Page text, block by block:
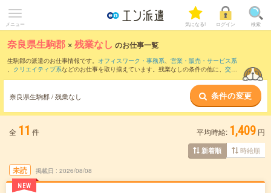
メニュー 気になる! ログイン 検索
奈良県生駒郡 ×残業なし のお仕事一覧
生駒郡の派遣のお仕事情報です。 オフィスワーク・事務系、 営業・販売・サービス系
、 クリエイティブ系などのお仕事を取り揃えています。残業なしの条件の他に、 交通
奈良県生駒郡 / 残業なし 条件の変更
全 11 件 平均時給: 1,409 円
新着順 時給順
未読
NEW
掲載日 2026/08/08